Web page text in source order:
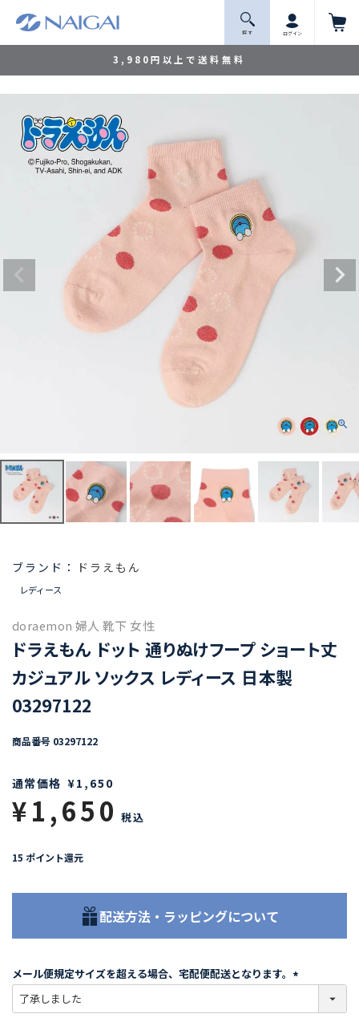
3,980円以上で送料無料
探 す ログイン
ドラえもん
レディース
doraemon 婦人 靴下 女性
ドラえもん ドット 通りぬけフープ ショート丈
カジュアル ソックス レディース 日本製
03297122
商品番号 03297122
通常価格 ¥1,650
¥1,650 税込
15 ポイント還元
配送方法・ラッピングについて
メール便規定サイズを超える場合、宅配便配送となります。
必